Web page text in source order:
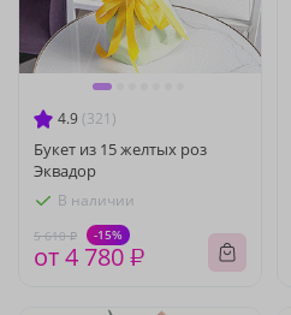
4.9 (321)
Букет из 15 желтых роз
Эквадор
В наличии
5 610 ₽ -15%
от 4 780 ₽